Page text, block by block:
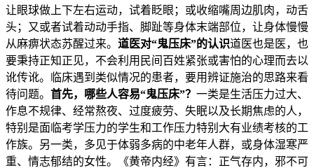
让眼球做上下左右运动，试着眨眼；或收缩嘴周边肌肉，动舌
头；又或者试着动动手指、脚趾等身体末端部位，让身体慢慢
从麻痹状态苏醒过来。 道医对“鬼压床”的认识道医也是医，也
要秉持正知正见，不会利用民间百姓紧张或害怕的心理而去以
讹传讹。临床遇到类似情况的患者，要用辨证施治的思路来看
待问题。 首先，哪些人容易“鬼压床”？ 一类是生活压力过大、
作息不规律、经常熬夜、过度疲劳、失眠以及长期焦虑的人，
特别是面临考学压力的学生和工作压力特别大有业绩考核的工
作族。另一类，多见于体弱多病的中老年人群，或身体湿寒严
重、情志郁结的女性。《黄帝内经》有言：正气存内，邪不可